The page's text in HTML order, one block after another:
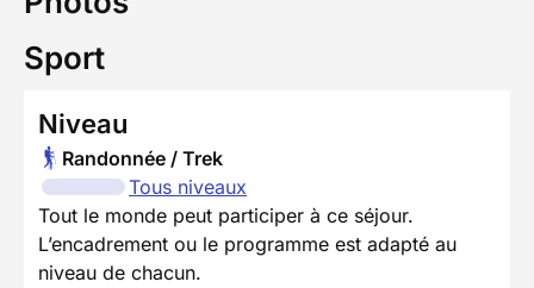
Sport
Niveau
Randonnée / Trek
Tous niveaux
Tout le monde peut participer à ce séjour.
L’encadrement ou le programme est adapté au
niveau de chacun.